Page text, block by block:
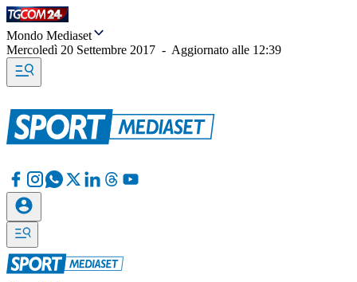
Mondo Mediaset
Mercoledì 20 Settembre 2017 - Aggiornato alle 12:39